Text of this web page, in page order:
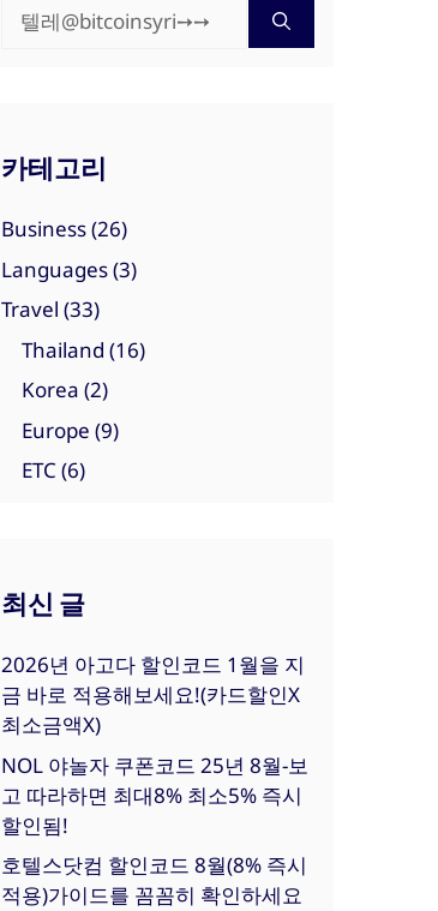
색:
카테고리
Business(26)
Languages(3)
Travel (33)
Thailand (16)
Korea (2)
Europe (9)
ETC (6)
최신 글
2026년 아고다 할인코드 1월을 지
금 바로 적용해보세요!(카드할인X
최소금액X)
NOL 야놀자 쿠폰코드 25년 8월-보
고 따라하면 최대8% 최소5% 즉시
할인됨!
호텔스닷컴 할인코드 8월(8% 즉시
적용)가이드를 꼼꼼히 확인하세요